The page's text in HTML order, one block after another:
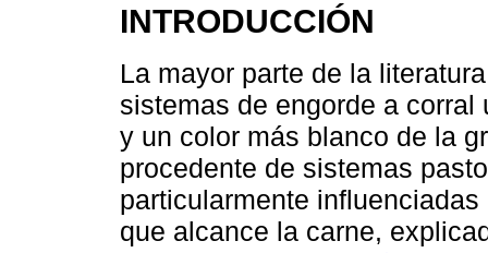
INTRODUCCIÓN
La mayor parte de la
sistemas de engorde a
y un color más blanco de la
procedente de sistemas
particularmente
que alcance la carne,